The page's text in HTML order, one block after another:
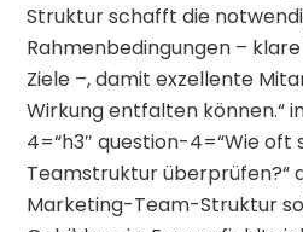
Struktur schafft die
Rahmenbedingungen –
Ziele –, damit exzellente
Wirkung entfalten können.“
4=“h3″ question-4=“Wie oft
Teamstruktur überprüfen?“
Marketing-Team-Struktur